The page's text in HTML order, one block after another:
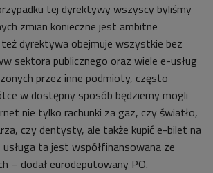
tej dyrektywy wszyscy byliśmy
zmian konieczne jest ambitne
dyrektywa obejmuje wszystkie bez
sektora publicznego oraz wiele e-usług
przez inne podmioty, często
w dostępny sposób będziemy mogli
nie tylko rachunki za gaz, czy światło,
czy dentysty, ale także kupić e-bilet na
ta jest współfinansowana ze
– dodał eurodeputowany PO.